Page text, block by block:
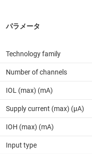
Technology family
Number of channels
IOL (max) (mA)
Supply current (max) (µA)
IOH (max) (mA)
Input type